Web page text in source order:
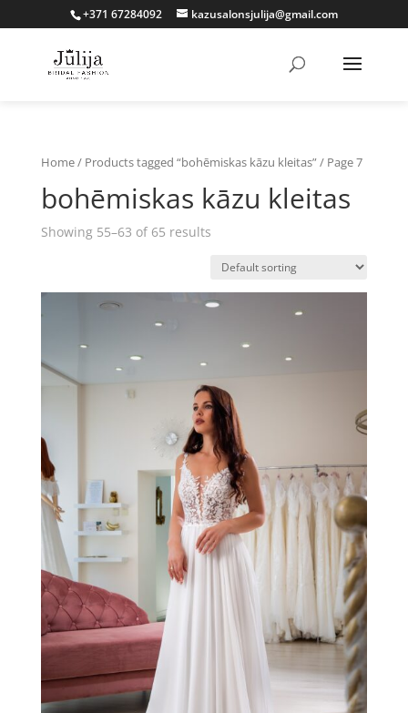
+371 67284092 kazusalonsjulija@gmail.com
Home/ Products tagged “bohēmiskas kāzu kleitas”/ Page 7
bohēmiskas kāzu kleitas
Showing 55–63 of 65 results